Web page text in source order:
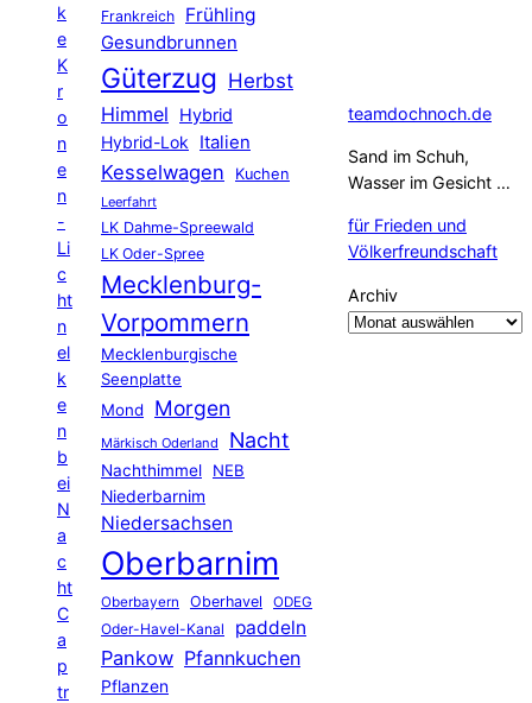
k
e
K
r
o
n
e
n
-
Li
c
ht
n
el
k
e
n
b
ei
N
a
c
ht
C
a
p
tr
Frankreich Frühling
Gesundbrunnen
Güterzug Herbst
Himmel
Hybrid
Hybrid-Lok Italien
Kesselwagen Kuchen
Leerfahrt
LK Dahme-Spreewald
LK Oder-Spree
Mecklenburg-
Vorpommern
Mecklenburgische
Seenplatte
Mond
Morgen
Märkisch Oderland Nacht
Nachthimmel
NEB
Niederbarnim
Niedersachsen
Oberbarnim
Oberbayern Oberhavel ODEG
Oder-Havel-Kanal paddeln
Pankow Pfannkuchen
Pflanzen
teamdochnoch.de
Sand im Schuh,
Wasser im Gesicht …
für Frieden und
Völkerfreundschaft
Archiv